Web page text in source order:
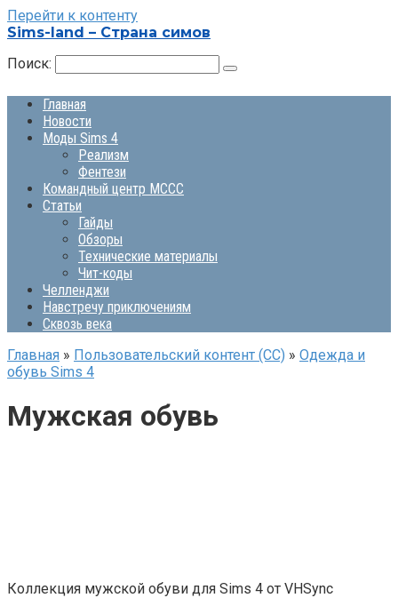
Перейти к контенту
Sims-land – Страна симов
Поиск:
Главная
Новости
Моды Sims 4
Реализм
Фентези
Командный центр MCCC
Статьи
Гайды
Обзоры
Технические материалы
Чит-коды
Челленджи
Навстречу приключениям
Сквозь века
Главная » Пользовательский контент (СС) » Одежда и
обувь Sims 4
Мужская обувь
Коллекция мужской обуви для Sims 4 от VHSync